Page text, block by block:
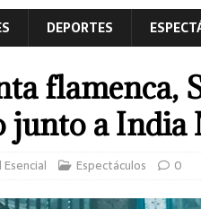
DEPORTES
flamenca,
junto a
Esencial Espectáculos 0